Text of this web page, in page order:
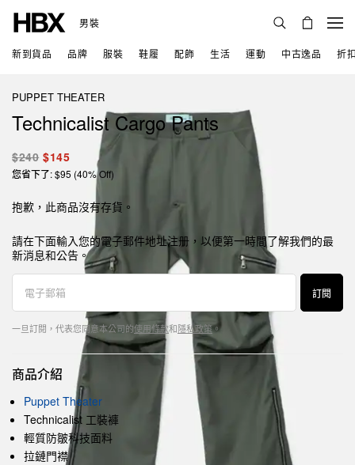
男裝
新到貨品 品牌 服裝 鞋履 配飾 生活 運動 中古逸品 折
PUPPET THEATER
Technicalist Cargo Pants
$240 $145
您省下了: $95 (40% Off)
抱歉，此商品沒有存貨。
請在下面輸入您的電子郵件地址注册，以便第一時間了解我們的最
新消息和公告。
訂閱
一旦訂閱，代表您同意本公司的使用條款和隱私政策。
商品介紹
Puppet Theater
Technicalist 工裝褲
輕質防皺科技面料
拉鏈門襟